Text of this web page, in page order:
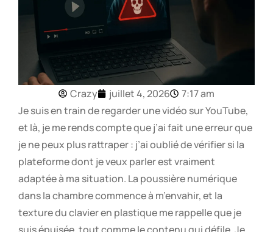
Crazy juillet 4, 2026
7:17 am
Je suis en train de regarder une vidéo sur YouTube,
et là, je me rends compte que j’ai fait une erreur que
je ne peux plus rattraper : j’ai oublié de vérifier si la
plateforme dont je veux parler est vraiment
adaptée à ma situation. La poussière numérique
dans la chambre commence à m’envahir, et la
texture du clavier en plastique me rappelle que je